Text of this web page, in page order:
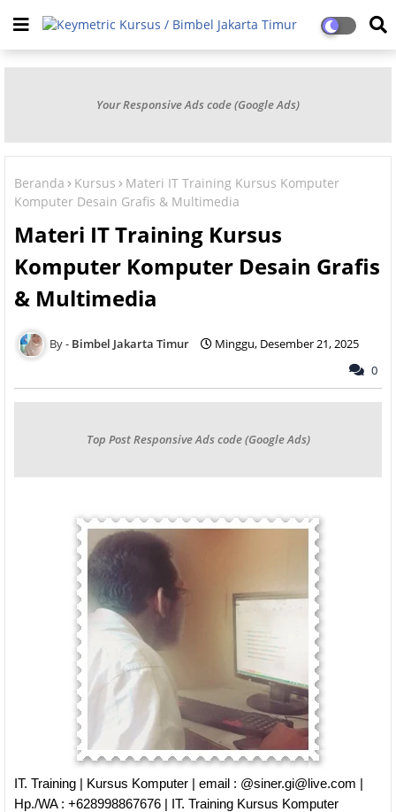
Your Responsive Ads code (Google Ads)
Beranda Kursus
Materi IT Training Kursus Komputer
Komputer Desain Grafis & Multimedia
Materi IT Training Kursus
Komputer Komputer Desain Grafis
& Multimedia
Bimbel Jakarta Timur
Minggu, Desember 21, 2025
0
Top Post Responsive Ads code (Google Ads)
IT. Training | Kursus Komputer | email : @siner.gi@live.com |
Hp./WA : +628998867676 | IT. Training Kursus Komputer